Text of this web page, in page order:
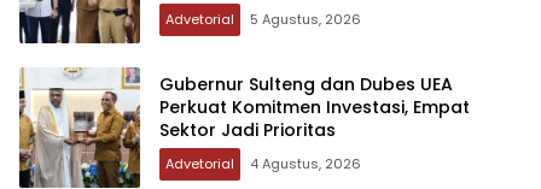
Advetorial 5 Agustus, 2026
Gubernur Sulteng dan Dubes UEA
Perkuat Komitmen Investasi, Empat
Sektor Jadi Prioritas
Advetorial 4 Agustus, 2026